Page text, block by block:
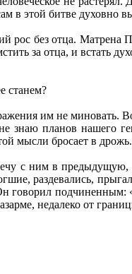
в этой битве
без отца.
за отца, и встать
станем?
им не миновать.
знаю планов
мысли бросает в
с ним в предыдущую,
раздевались,
говорил
недалеко от